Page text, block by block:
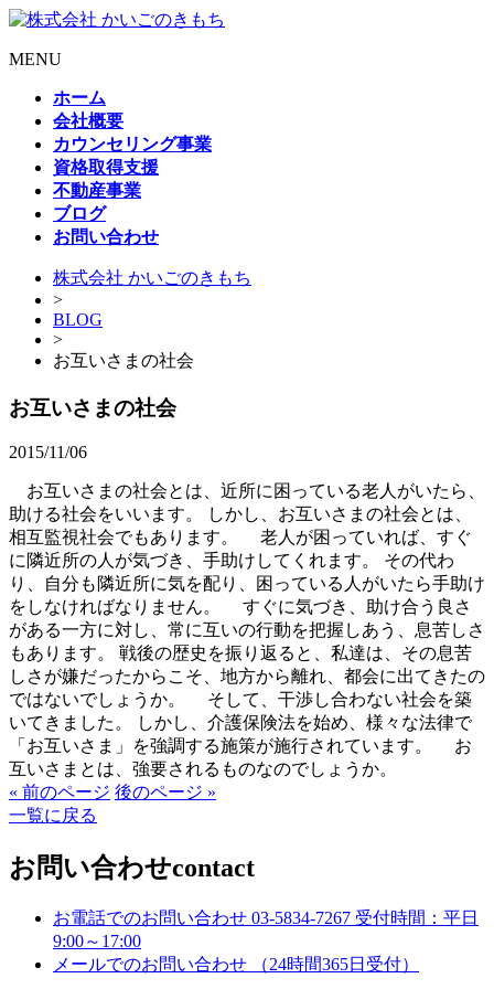
MENU
ホーム
会社概要
カウンセリング事業
資格取得支援
不動産事業
ブログ
お問い合わせ
株式会社 かいごのきもち
>
BLOG
>
お互いさまの社会
お互いさまの社会
2015/11/06
お互いさまの社会とは、近所に困っている老人がいたら、
助ける社会をいいます。 しかし、お互いさまの社会とは、
相互監視社会でもあります。 老人が困っていれば、すぐ
に隣近所の人が気づき、手助けしてくれます。 その代わ
り、自分も隣近所に気を配り、困っている人がいたら手助け
をしなければなりません。 すぐに気づき、助け合う良さ
がある一方に対し、常に互いの行動を把握しあう、息苦しさ
もあります。 戦後の歴史を振り返ると、私達は、その息苦
しさが嫌だったからこそ、地方から離れ、都会に出てきたの
ではないでしょうか。 そして、干渉し合わない社会を築
いてきました。 しかし、介護保険法を始め、様々な法律で
「お互いさま」を強調する施策が施行されています。 お
互いさまとは、強要されるものなのでしょうか。
« 前のページ 後のページ »
一覧に戻る
お問い合わせcontact
お電話でのお問い合わせ 03-5834-7267 受付時間：平日
9:00～17:00
メールでのお問い合わせ
（24時間365日受付）